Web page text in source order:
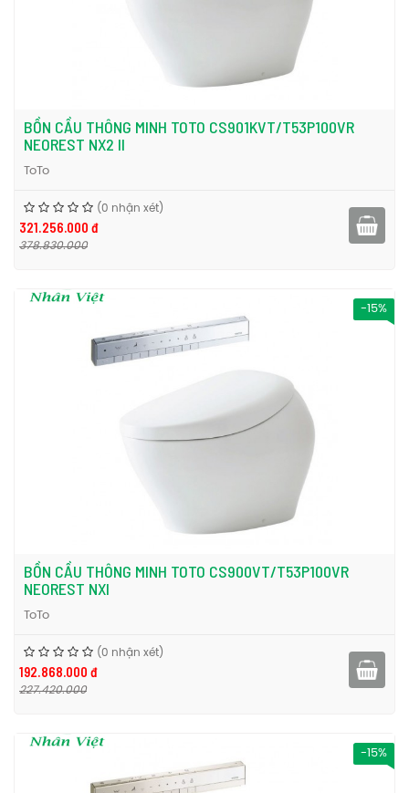
BỒN CẦU THÔNG MINH TOTO CS901KVT/T53P100VR
NEOREST NX2 II
ToTo
(0 nhận xét)
321.256.000 đ
378.830.000
-15%
BỒN CẦU THÔNG MINH TOTO CS900VT/T53P100VR
NEOREST NXI
ToTo
(0 nhận xét)
192.868.000 đ
227.420.000
-15%